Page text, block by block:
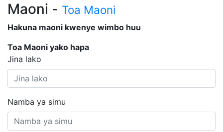
Maoni - Toa Maoni
Hakuna maoni kwenye wimbo huu
Toa Maoni yako hapa
Jina lako
Namba ya simu